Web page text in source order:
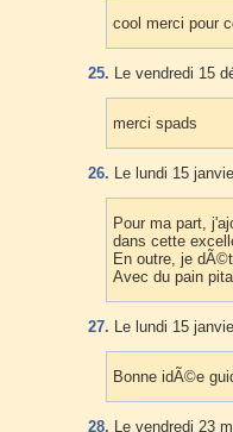
cool merci pour
25. Le vendredi 15
merci spads
26. Le lundi 15
Pour ma part,
dans cette
En outre, je
Avec du pain
27. Le lundi 15
Bonne idÃ©e
28. Le vendredi 23